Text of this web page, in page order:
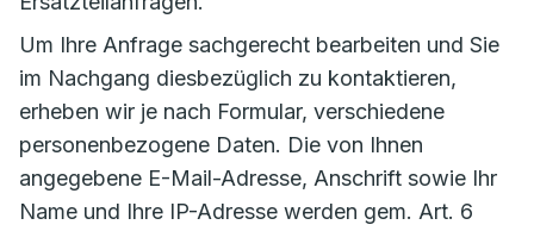
Um Ihre Anfrage sachgerecht bearbeiten und Sie
im Nachgang diesbezüglich zu kontaktieren,
erheben wir je nach Formular, verschiedene
personenbezogene Daten. Die von Ihnen
angegebene E-Mail-Adresse, Anschrift sowie Ihr
Name und Ihre IP-Adresse werden gem. Art. 6